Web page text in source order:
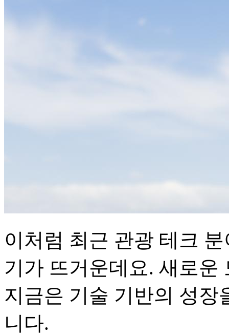
이처럼 최근 관광 테크
기가 뜨거운데요. 새로
지금은 기술 기반의 성장
니다.